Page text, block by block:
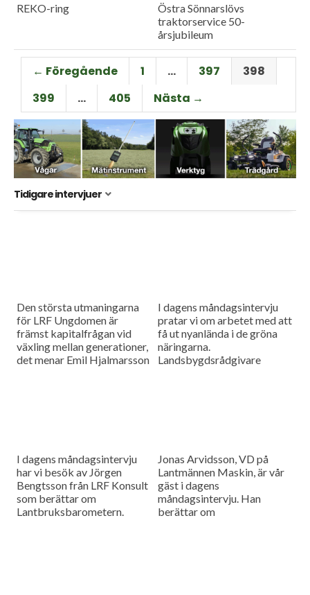
REKO-ring
Östra Sönnarslövs
traktorservice 50-
årsjubileum
← Föregående 1 … 397
398
399
… 405 Nästa →
Tidigare intervjuer
Den största utmaningarna
för LRF Ungdomen är
främst kapitalfrågan vid
växling mellan generationer,
det menar Emil Hjalmarsson
I dagens måndagsintervju
pratar vi om arbetet med att
få ut nyanlända i de gröna
näringarna.
Landsbygdsrådgivare
I dagens måndagsintervju
har vi besök av Jörgen
Bengtsson från LRF Konsult
som berättar om
Lantbruksbarometern.
Jonas Arvidsson, VD på
Lantmännen Maskin, är vår
gäst i dagens
måndagsintervju. Han
berättar om